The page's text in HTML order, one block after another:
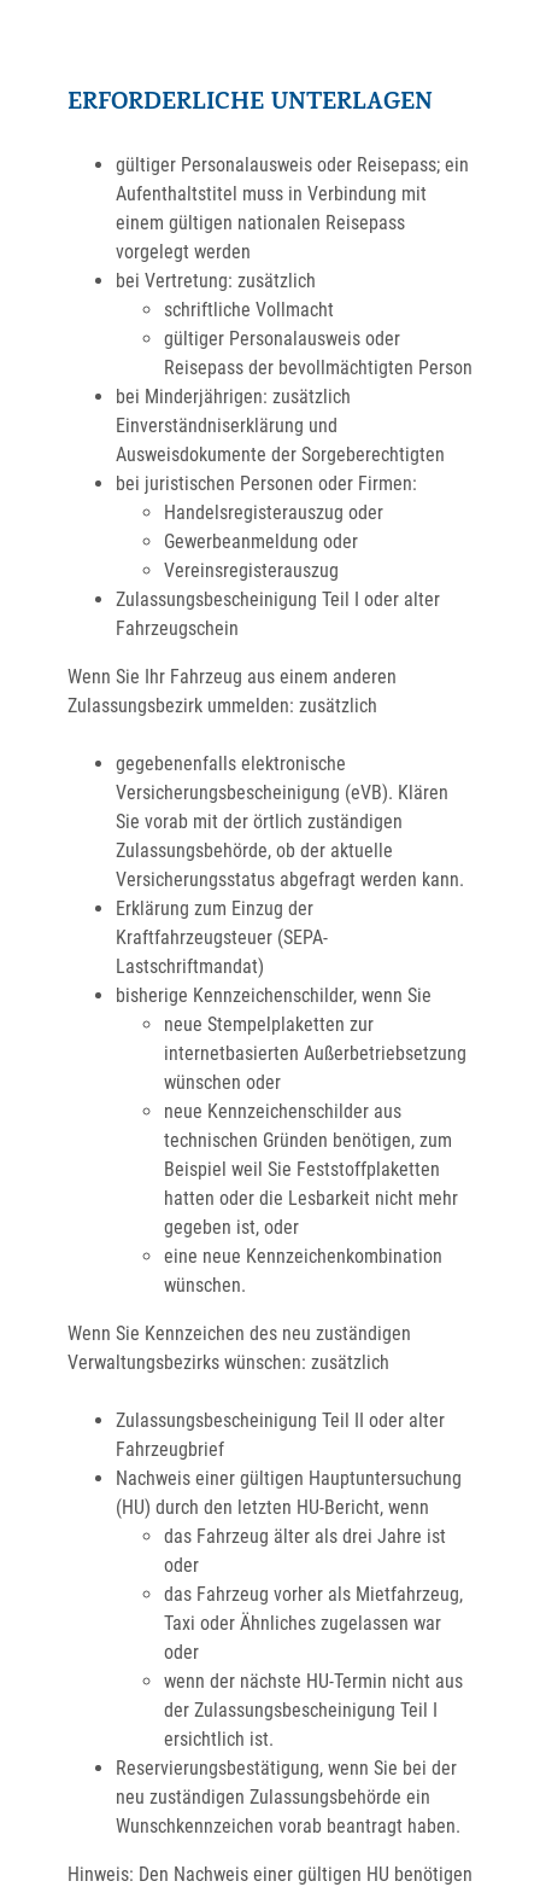
ERFORDERLICHE UNTERLAGEN
gültiger Personalausweis oder Reisepass; ein
Aufenthaltstitel muss in Verbindung mit
einem gültigen nationalen Reisepass
vorgelegt werden
bei Vertretung: zusätzlich
schriftliche Vollmacht
gültiger Personalausweis oder
Reisepass der bevollmächtigten Person
bei Minderjährigen: zusätzlich
Einverständniserklärung und
Ausweisdokumente der Sorgeberechtigten
bei juristischen Personen oder Firmen:
Handelsregisterauszug oder
Gewerbeanmeldung oder
Vereinsregisterauszug
Zulassungsbescheinigung Teil I oder alter
Fahrzeugschein
Wenn Sie Ihr Fahrzeug aus einem anderen
Zulassungsbezirk ummelden: zusätzlich
gegebenenfalls elektronische
Versicherungsbescheinigung (eVB). Klären
Sie vorab mit der örtlich zuständigen
Zulassungsbehörde, ob der aktuelle
Versicherungsstatus abgefragt werden kann.
Erklärung zum Einzug der
Kraftfahrzeugsteuer (SEPA-
Lastschriftmandat)
bisherige Kennzeichenschilder, wenn Sie
neue Stempelplaketten zur
internetbasierten Außerbetriebsetzung
wünschen oder
neue Kennzeichenschilder aus
technischen Gründen benötigen, zum
Beispiel weil Sie Feststoffplaketten
hatten oder die Lesbarkeit nicht mehr
gegeben ist, oder
eine neue Kennzeichenkombination
wünschen.
Wenn Sie Kennzeichen des neu zuständigen
Verwaltungsbezirks wünschen: zusätzlich
Zulassungsbescheinigung Teil II oder alter
Fahrzeugbrief
Nachweis einer gültigen Hauptuntersuchung
(HU) durch den letzten HU-Bericht, wenn
das Fahrzeug älter als drei Jahre ist
oder
das Fahrzeug vorher als Mietfahrzeug,
Taxi oder Ähnliches zugelassen war
oder
wenn der nächste HU-Termin nicht aus
der Zulassungsbescheinigung Teil I
ersichtlich ist.
Reservierungsbestätigung, wenn Sie bei der
neu zuständigen Zulassungsbehörde ein
Wunschkennzeichen vorab beantragt haben.
Hinweis: Den Nachweis einer gültigen HU benötigen